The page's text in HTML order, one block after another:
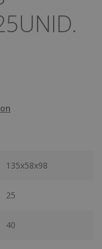
135x58x98
25
40